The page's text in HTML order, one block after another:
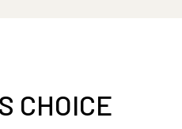
CHOICE